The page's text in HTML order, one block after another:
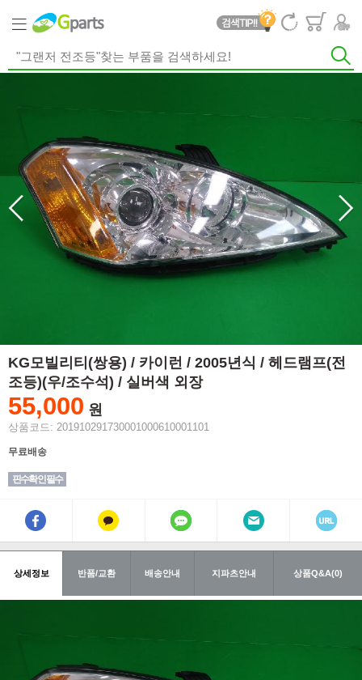
KG모빌리티(쌍용) / 카이런 / 2005년식 / 헤드램프(전
조등)(우/조수석) / 실버색 외장
55,000 원
상품코드: 201910291730001000610001101
무료배송
핀수확인 필수
상세정보 반품/교환 배송안내 지파츠안내 상품Q&A(0)